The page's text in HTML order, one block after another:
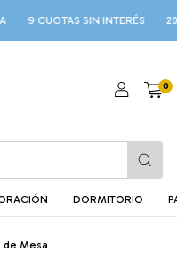
9 CUOTAS SIN INTERÉS
0
DORMITORIO
de Mesa